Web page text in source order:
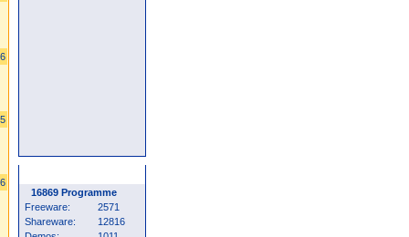
16869 Programme
Freeware:
2571
Shareware:
12816